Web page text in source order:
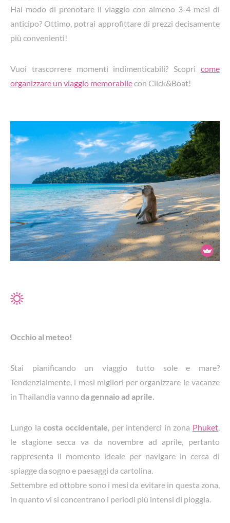
Hai modo di prenotare il viaggio con almeno 3-4 mesi di
anticipo? Ottimo, potrai approfittare di prezzi decisamente
più convenienti!
Vuoi trascorrere momenti indimenticabili? Scopri come
organizzare un viaggio memorabilecon Click&Boat!
Occhio al meteo!
Stai pianificando un viaggio tutto sole e mare?
Tendenzialmente, i mesi migliori per organizzare le vacanze
in Thailandia vannoda gennaio ad aprile.
Lungo lacosta occidentale, per intenderci in zona Phuket,
le stagione secca va da novembre ad aprile, pertanto
rappresenta il momento ideale per navigare in cerca di
spiagge da sogno e paesaggi da cartolina.
Settembre ed ottobre sono i mesi da evitare in questa zona,
in quanto vi si concentrano i periodi più intensi di pioggia.